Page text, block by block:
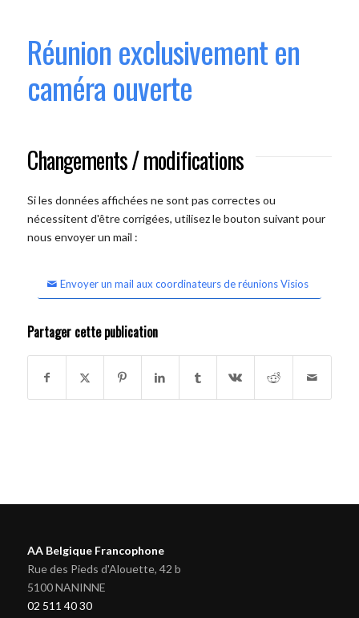
Réunion exclusivement en
caméra ouverte
Changements / modifications
Si les données affichées ne sont pas correctes ou
nécessitent d'être corrigées, utilisez le bouton suivant pour
nous envoyer un mail :
Envoyer un mail aux coordinateurs de réunions Visios
Partager cette publication
AA Belgique Francophone
Rue des Pieds d'Alouette, 42 b
5100 NANINNE
02 511 40 30